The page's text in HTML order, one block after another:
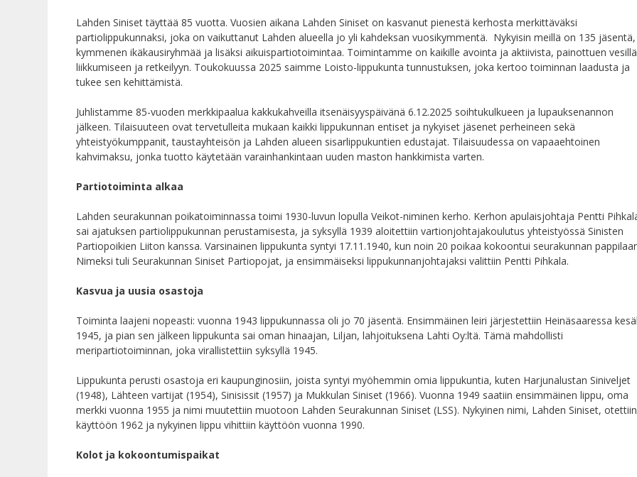
Lahden Siniset täyttää 85 vuotta. Vuosien aikana Lahden Siniset on kasvanut pienestä kerhosta merkittäväksi
partiolippukunnaksi, joka on vaikuttanut Lahden alueella jo yli kahdeksan vuosikymmentä. Nykyisin meillä on 135 jäsentä,
kymmenen ikäkausiryhmää ja lisäksi aikuispartiotoimintaa. Toimintamme on kaikille avointa ja aktiivista, painottuen vesillä
liikkumiseen ja retkeilyyn. Toukokuussa 2025 saimme Loisto-lippukunta tunnustuksen, joka kertoo toiminnan laadusta ja
tukee sen kehittämistä.
Juhlistamme 85-vuoden merkkipaalua kakkukahveilla itsenäisyyspäivänä 6.12.2025 soihtukulkueen ja lupauksenannon
jälkeen. Tilaisuuteen ovat tervetulleita mukaan kaikki lippukunnan entiset ja nykyiset jäsenet perheineen sekä
yhteistyökumppanit, taustayhteisön ja Lahden alueen sisarlippukuntien edustajat. Tilaisuudessa on vapaaehtoinen
kahvimaksu, jonka tuotto käytetään varainhankintaan uuden maston hankkimista varten.
Partiotoiminta alkaa
Lahden seurakunnan poikatoiminnassa toimi 1930-luvun lopulla Veikot-niminen kerho. Kerhon apulaisjohtaja Pentti
sai ajatuksen partiolippukunnan perustamisesta, ja syksyllä 1939 aloitettiin vartionjohtajakoulutus yhteistyössä Sinisten
Partiopoikien Liiton kanssa. Varsinainen lippukunta syntyi 17.11.1940, kun noin 20 poikaa kokoontui seurakunnan
Nimeksi tuli Seurakunnan Siniset Partiopojat, ja ensimmäiseksi lippukunnanjohtajaksi valittiin Pentti Pihkala.
Kasvua ja uusia osastoja
Toiminta laajeni nopeasti: vuonna 1943 lippukunnassa oli jo 70 jäsentä. Ensimmäinen leiri järjestettiin Heinäsaaressa
1945, ja pian sen jälkeen lippukunta sai oman hinaajan, Liljan, lahjoituksena Lahti Oy:ltä. Tämä mahdollisti
meripartiotoiminnan, joka virallistettiin syksyllä 1945.
Lippukunta perusti osastoja eri kaupunginosiin, joista syntyi myöhemmin omia lippukuntia, kuten Harjunalustan Siniveljet
(1948), Lähteen vartijat (1954), Sinisissit (1957) ja Mukkulan Siniset (1966). Vuonna 1949 saatiin ensimmäinen lippu, oma
merkki vuonna 1955 ja nimi muutettiin muotoon Lahden Seurakunnan Siniset (LSS). Nykyinen nimi, Lahden Siniset, otettiin
käyttöön 1962 ja nykyinen lippu vihittiin käyttöön vuonna 1990.
Kolot ja kokoontumispaikat